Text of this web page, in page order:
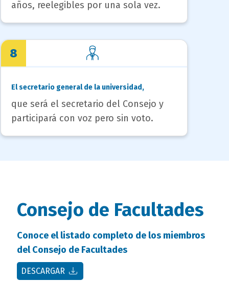
años, reelegibles por una sola vez.
8
El secretario general de la universidad,
que será el secretario del Consejo y
participará con voz pero sin voto.
titulo
bloque
texto
Consejo de Facultades
campo
texto
bloque
texto
Conoce el listado completo de los miembros
del Consejo de Facultades
DESCARGAR